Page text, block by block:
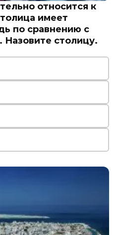
относится к
имеет
по сравнению с
столицу.